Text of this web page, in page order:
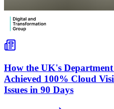
How the UK's
Achieved 100% Cloud
Issues in 90 Days